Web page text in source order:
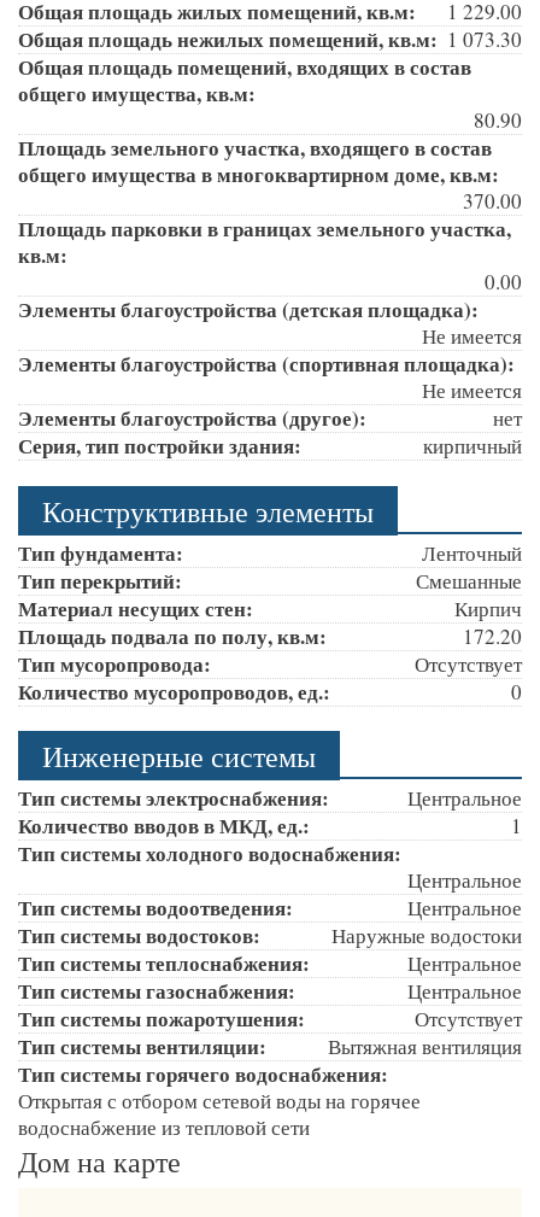
Общая площадь жилых помещений, кв.м: 1 229.00
Общая площадь нежилых помещений, кв.м: 1 073.30
Общая площадь помещений, входящих в состав
общего имущества, кв.м:
80.90
Площадь земельного участка, входящего в состав
общего имущества в многоквартирном доме, кв.м:
370.00
Площадь парковки в границах земельного участка,
кв.м:
0.00
Элементы благоустройства (детская площадка):
Не имеется
Элементы благоустройства (спортивная площадка):
Не имеется
Элементы благоустройства (другое): нет
Серия, тип постройки здания: кирпичный
Конструктивные элементы
Тип фундамента: Ленточный
Тип перекрытий: Смешанные
Материал несущих стен: Кирпич
Площадь подвала по полу, кв.м: 172.20
Тип мусоропровода: Отсутствует
Количество мусоропроводов, ед.: 0
Инженерные системы
Тип системы электроснабжения: Центральное
Количество вводов в МКД, ед.: 1
Тип системы холодного водоснабжения:
Центральное
Тип системы водоотведения: Центральное
Тип системы водостоков: Наружные водостоки
Тип системы теплоснабжения: Центральное
Тип системы газоснабжения: Центральное
Тип системы пожаротушения: Отсутствует
Тип системы вентиляции: Вытяжная вентиляция
Тип системы горячего водоснабжения:
Открытая с отбором сетевой воды на горячее
водоснабжение из тепловой сети
Дом на карте